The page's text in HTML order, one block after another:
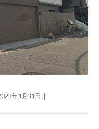
年1月31日 |